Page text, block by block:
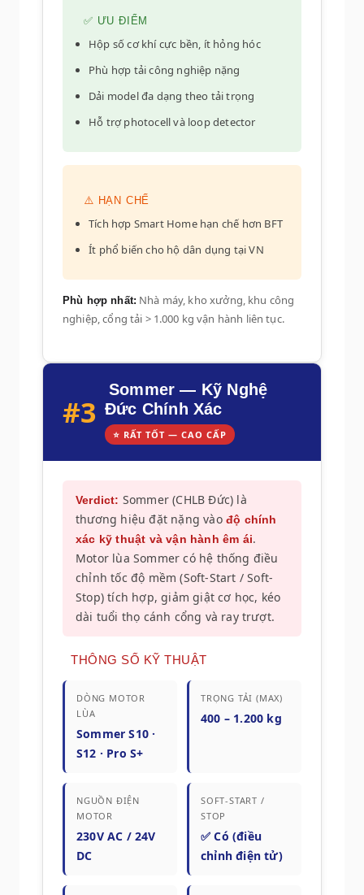
✅ ƯU ĐIỂM
Hộp số cơ khí cực bền, ít hỏng hóc
Phù hợp tải công nghiệp nặng
Dải model đa dạng theo tải trọng
Hỗ trợ photocell và loop detector
⚠️ HẠN CHẾ
Tích hợp Smart Home hạn chế hơn BFT
Ít phổ biến cho hộ dân dụng tại VN
Phù hợp nhất: Nhà máy, kho xưởng, khu công
nghiệp, cổng tải > 1.000 kg vận hành liên tục.
#3
Sommer — Kỹ Nghệ
Đức Chính Xác
⭐ RẤT TỐT — CAO CẤP
Verdict: Sommer (CHLB Đức) là
thương hiệu đặt nặng vào độ chính
xác kỹ thuật và vận hành êm ái.
Motor lùa Sommer có hệ thống điều
chỉnh tốc độ mềm (Soft-Start / Soft-
Stop) tích hợp, giảm giật cơ học, kéo
dài tuổi thọ cánh cổng và ray trượt.
THÔNG SỐ KỸ THUẬT
DÒNG MOTOR
LÙA
Sommer S10 ·
S12 · Pro S+
TRỌNG TẢI (MAX)
400 – 1.200 kg
NGUỒN ĐIỆN
MOTOR
230V AC / 24V
DC
SOFT-START /
STOP
✅ Có (điều
chỉnh điện tử)